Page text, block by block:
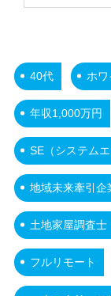
40代 ホ
年収1,000万円
SE（システムエ
地域未来牽引企
土地家屋調査士
フルリモート